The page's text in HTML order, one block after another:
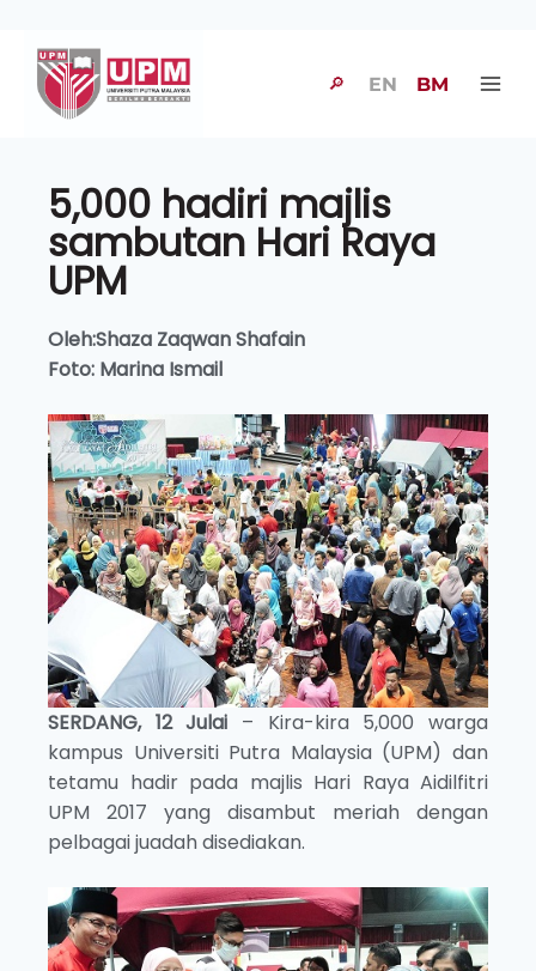
🔎 EN BM
5,000 hadiri majlis
sambutan Hari Raya
UPM
Oleh:Shaza Zaqwan Shafain
Foto: Marina Ismail
SERDANG, 12 Julai – Kira-kira 5,000 warga
kampus Universiti Putra Malaysia (UPM) dan
tetamu hadir pada majlis Hari Raya Aidilfitri
UPM 2017 yang disambut meriah dengan
pelbagai juadah disediakan.